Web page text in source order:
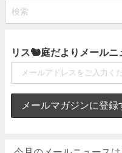
リス🐿庭だよりメールニ